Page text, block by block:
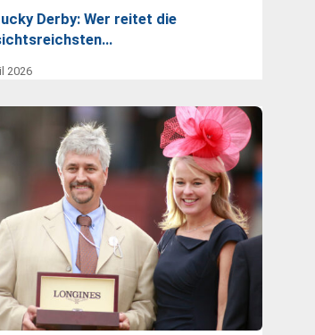
Derby: Wer reitet die
2026